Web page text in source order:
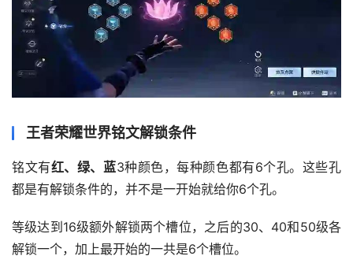
王者荣耀世界铭文解锁条件
铭文有红、绿、蓝3种颜色，每种颜色都有6个孔。这些孔
都是有解锁条件的，并不是一开始就给你6个孔。
等级达到16级额外解锁两个槽位，之后的30、40和50级各
解锁一个，加上最开始的一共是6个槽位。